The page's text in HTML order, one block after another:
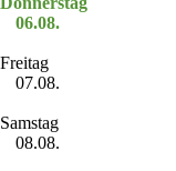
06.08.
Freitag
07.08.
Samstag
08.08.